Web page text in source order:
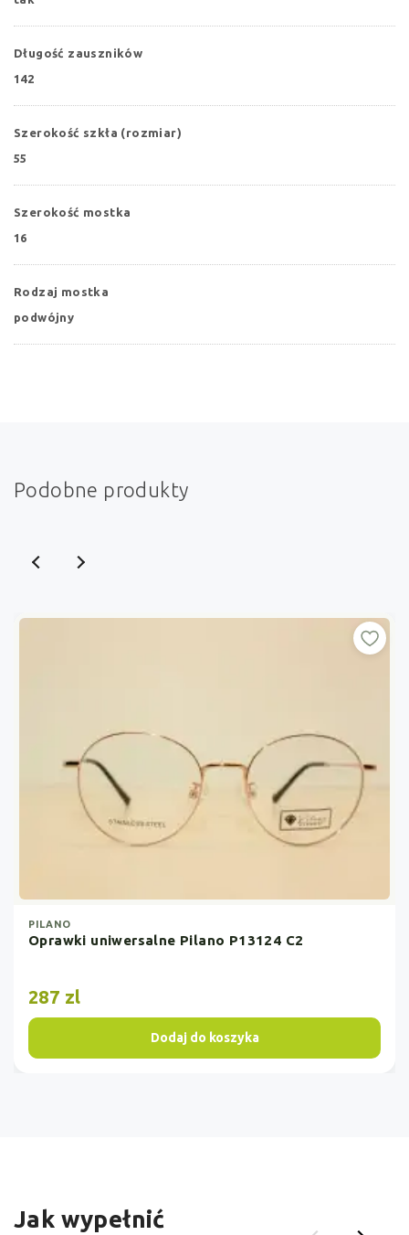
Długość zauszników
142
Szerokość szkła (rozmiar)
55
Szerokość mostka
16
Rodzaj mostka
podwójny
Podobne produkty
PILANO
Oprawki uniwersalne Pilano P13124 C2
287 zl
Dodaj do koszyka
Jak wypełnić